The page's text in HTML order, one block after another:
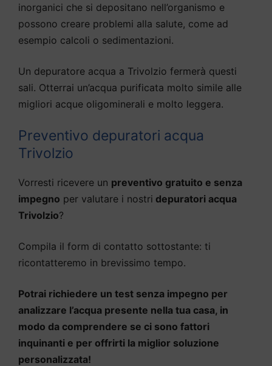
inorganici che si depositano nell’organismo e
possono creare problemi alla salute, come ad
esempio calcoli o sedimentazioni.
Un depuratore acqua a Trivolzio fermerà questi
sali. Otterrai un’acqua purificata molto simile alle
migliori acque oligominerali e molto leggera.
Preventivo depuratori acqua
Trivolzio
Vorresti ricevere un preventivo gratuito e senza
impegno per valutare i nostri depuratori acqua
Trivolzio?
Compila il form di contatto sottostante: ti
ricontatteremo in brevissimo tempo.
Potrai richiedere un test senza impegno per
analizzare l’acqua presente nella tua casa, in
modo da comprendere se ci sono fattori
inquinanti e per offrirti la miglior soluzione
personalizzata!